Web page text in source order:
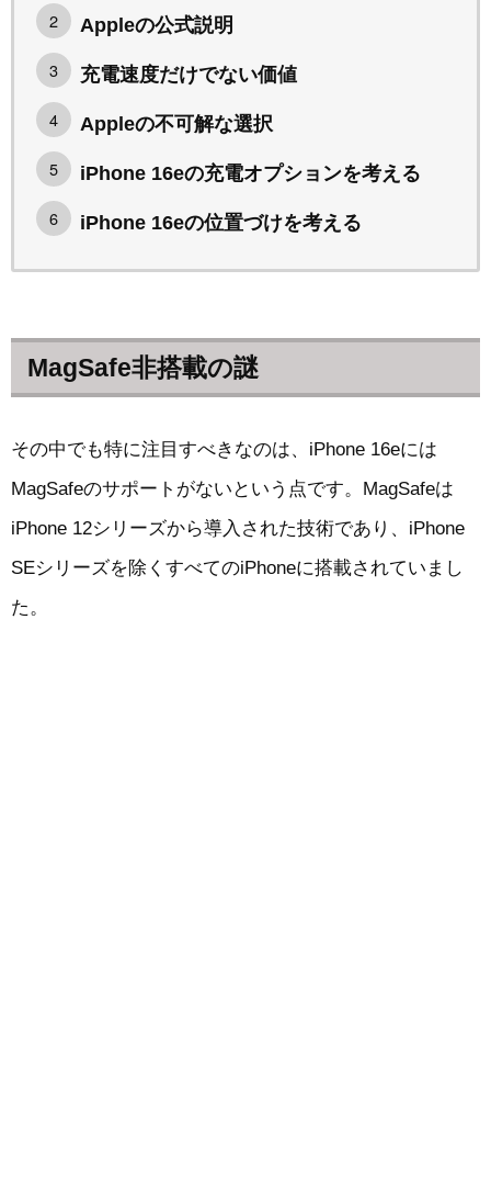
Appleの公式説明
充電速度だけでない価値
Appleの不可解な選択
iPhone 16eの充電オプションを考える
iPhone 16eの位置づけを考える
MagSafe非搭載の謎
その中でも特に注目すべきなのは、iPhone 16eには
MagSafeのサポートがないという点です。MagSafeは
iPhone 12シリーズから導入された技術であり、iPhone
SEシリーズを除くすべてのiPhoneに搭載されていまし
た。